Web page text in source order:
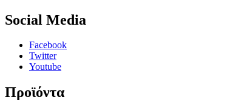
Social Media
Facebook
Twitter
Youtube
Προϊόντα